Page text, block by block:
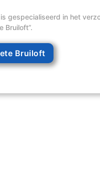
is gespecialiseerd in het
Bruiloft”.
Bruiloft